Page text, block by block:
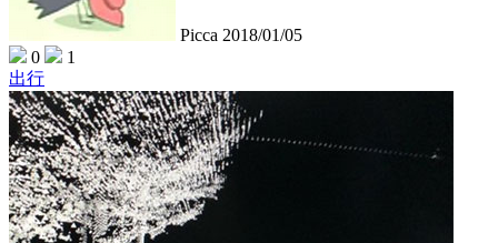
Picca 2018/01/05
0
1
出行